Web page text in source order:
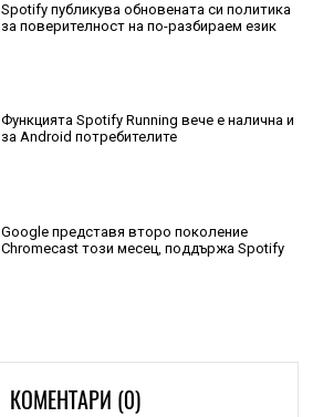
Spotify публикува обновената си политика
за поверителност на по-разбираем език
Функцията Spotify Running вече е налична и
за Android потребителите
Google представя второ поколение
Chromecast този месец, поддържа Spotify
КОМЕНТАРИ (0)